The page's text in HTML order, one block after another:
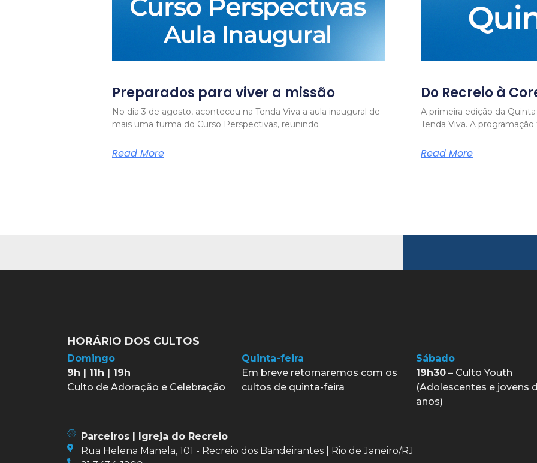
Preparados para viver a missão
No dia 3 de agosto, aconteceu na Tenda Viva a aula inaugural de
mais uma turma do Curso Perspectivas, reunindo
Read More
Do Recreio à
A primeira edição da
Tenda Viva. A
Read More
HORÁRIO DOS CULTOS
Domingo
9h | 11h | 19h
Culto de Adoração e Celebração
Quinta-feira
Em breve retornaremos com os
cultos de quinta-feira
Sábado
19h30– Culto Youth
(Adolescentes e jovens
anos)
Parceiros | Igreja do Recreio
Rua Helena Manela, 101 - Recreio dos Bandeirantes | Rio de Janeiro/RJ